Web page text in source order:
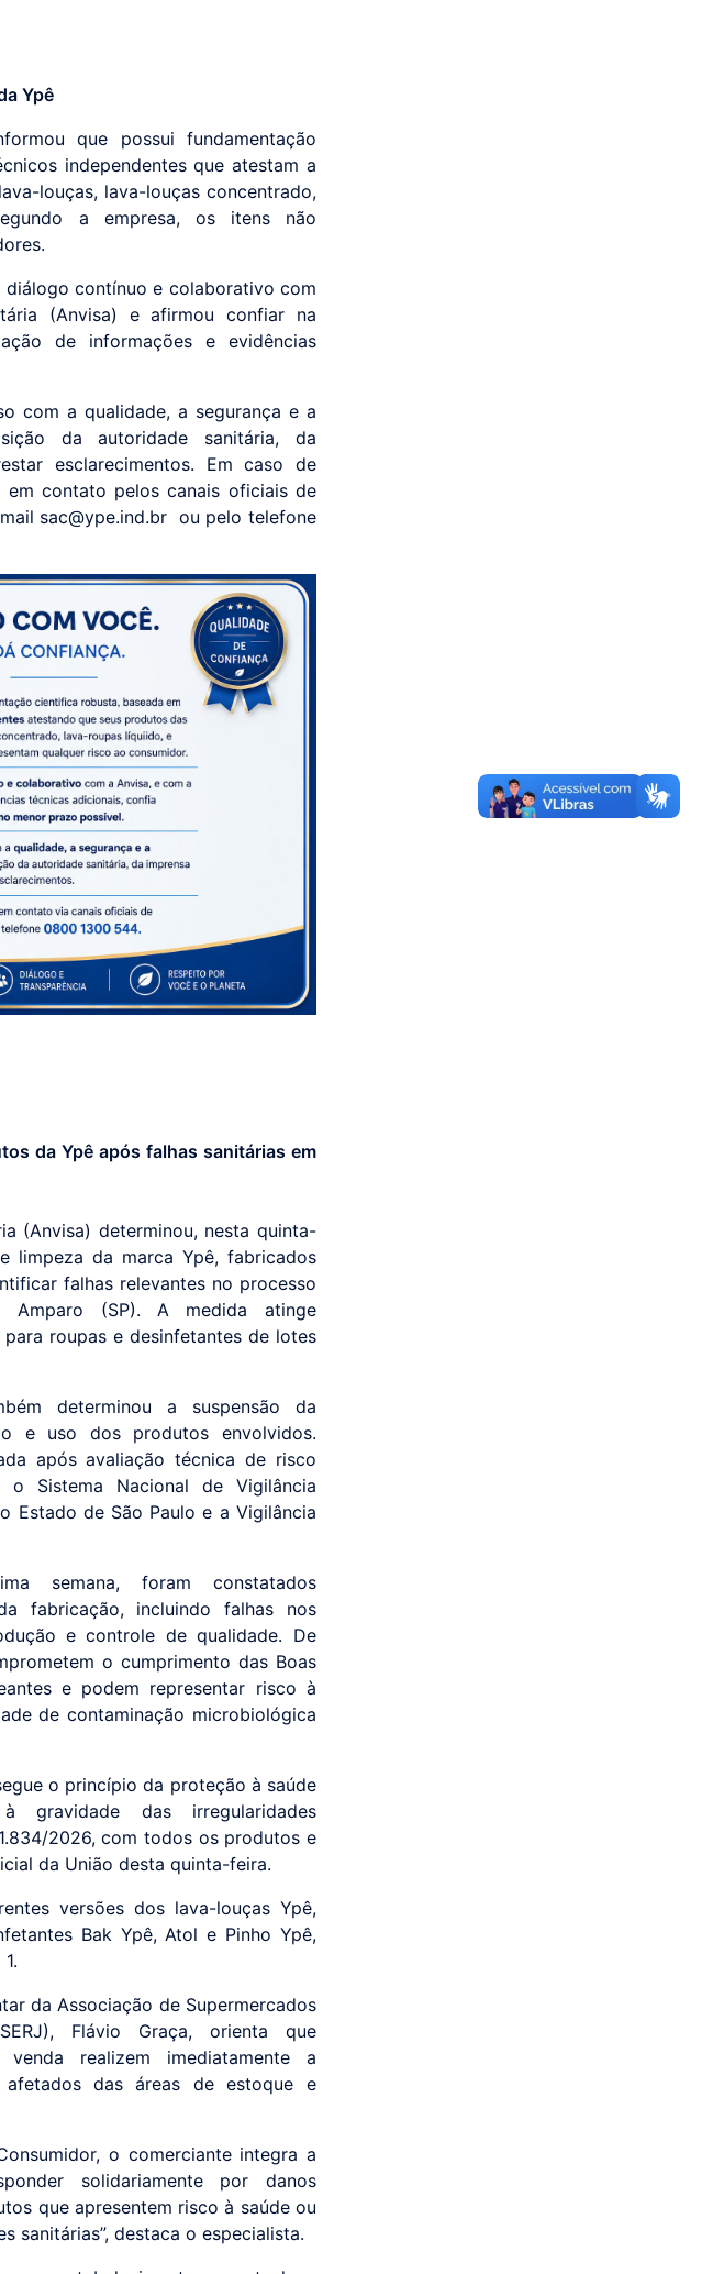
Ypê
que possui fundamentação
independentes que atestam a
louças, lava-louças concentrado,
a empresa, os itens não
contínuo e colaborativo com
(Anvisa) e afirmou confiar na
de informações e evidências
com a qualidade, a segurança e a
da autoridade sanitária, da
esclarecimentos. Em caso de
contato pelos canais oficiais de
sac@ype.ind.br ou pelo telefone
da Ypê após falhas sanitárias em
(Anvisa) determinou, nesta quinta-
limpeza da marca Ypê, fabricados
falhas relevantes no processo
Amparo (SP). A medida atinge
roupas e desinfetantes de lotes
determinou a suspensão da
e uso dos produtos envolvidos.
após avaliação técnica de risco
Sistema Nacional de Vigilância
Estado de São Paulo e a Vigilância
semana, foram constatados
fabricação, incluindo falhas nos
e controle de qualidade. De
o cumprimento das Boas
e podem representar risco à
de contaminação microbiológica
o princípio da proteção à saúde
gravidade das irregularidades
2026, com todos os produtos e
da União desta quinta-feira.
versões dos lava-louças Ypê,
Bak Ypê, Atol e Pinho Ypê,
da Associação de Supermercados
Flávio Graça, orienta que
realizem imediatamente a
das áreas de estoque e
o comerciante integra a
solidariamente por danos
que apresentem risco à saúde ou
sanitárias”, destaca o especialista.